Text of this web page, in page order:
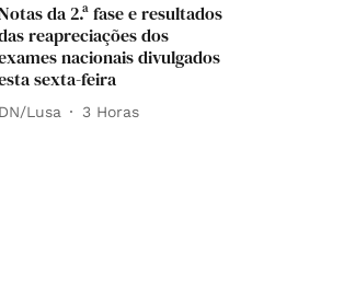
da 2.ª fase e resultados
reapreciações dos
nacionais divulgados
sexta-feira
DN/Lusa 3 Horas